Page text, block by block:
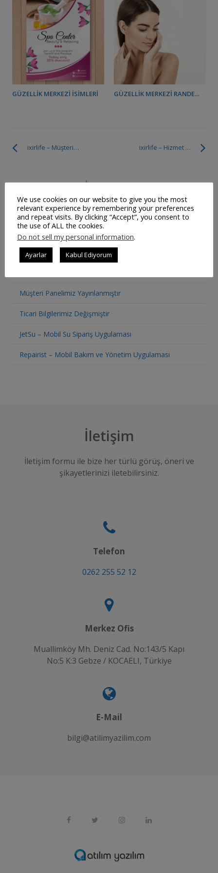
GÜZELLIK MERKEZI İSIMLERI GÜZELLIK MERKEZI RANDE...
ixirlife – Hizmet Satışı
ixirlife – Müşteri Ekleme
SOSYAL MEDYADA BIZ
SON YAZILAR
Müşteri Panelimiz Yayınlanmıştır
Ticari Bilgilerimiz Değişmiştir
JetSu – Mobil Su Sipariş Uygulaması
Repairist – Mobil Bakım ve Yönetim Uygulaması
İletişim
İletişim formu ile bize her türlü görüş, öneri ve
şikayetlerinizi iletebilirsiniz.
Telefon
0262 255 52 12
Merkez Ofis
Muallimköy Mh. Deniz Cad. No:143/5 Kapı
No:5 K:3 Gebze / KOCAELI, Türkiye
E-Mail
bilgi@atilimyazilim.com
We use cookies on our website to give you the most
relevant experience by remembering your preferences
and repeat visits. By clicking “Accept”, you consent to
the use of ALL the cookies.
Do not sell my personal information.
Ayarlar Kabul Ediyorum